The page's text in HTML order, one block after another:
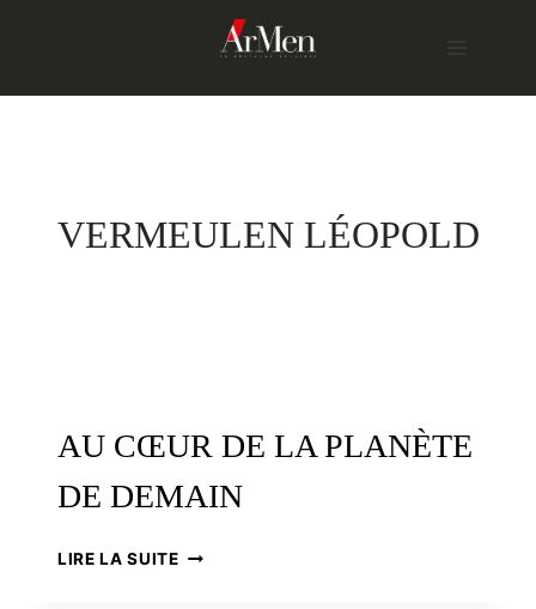
VERMEULEN LÉOPOLD
AU CŒUR DE LA PLANÈTE
DE DEMAIN
LIRE LA SUITEAU